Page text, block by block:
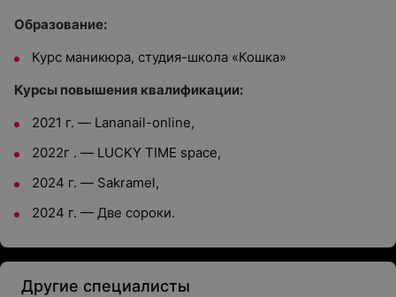
Образование:
Курс маникюра, студия-школа «Кошка»
Курсы повышения квалификации:
2021 г. — Lananail-online,
2022г . — LUCKY TIME space,
2024 г. — Sakramel,
2024 г. — Две сороки.
Другие специалисты